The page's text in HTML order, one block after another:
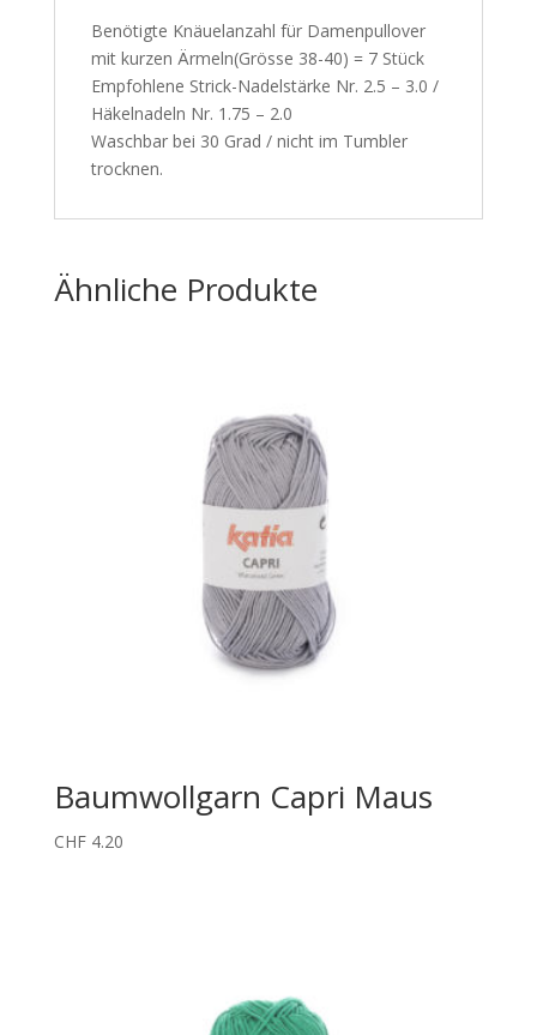
Benötigte Knäuelanzahl für Damenpullover
mit kurzen Ärmeln(Grösse 38-40) = 7 Stück
Empfohlene Strick-Nadelstärke Nr. 2.5 – 3.0 /
Häkelnadeln Nr. 1.75 – 2.0
Waschbar bei 30 Grad / nicht im Tumbler
trocknen.
Ähnliche Produkte
Baumwollgarn Capri Maus
CHF4.20